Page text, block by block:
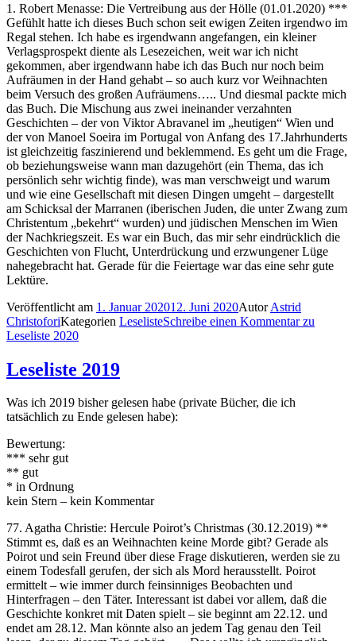
1. Robert Menasse: Die Vertreibung aus der Hölle (01.01.2020) ***
Gefühlt hatte ich dieses Buch schon seit ewigen Zeiten irgendwo im
Regal stehen. Ich habe es irgendwann angefangen, ein kleiner
Verlagsprospekt diente als Lesezeichen, weit war ich nicht
gekommen, aber irgendwann habe ich das Buch nur noch beim
Aufräumen in der Hand gehabt – so auch kurz vor Weihnachten
beim Versuch des großen Aufräumens….. Und diesmal packte mich
das Buch. Die Mischung aus zwei ineinander verzahnten
Geschichten – der von Viktor Abravanel im „heutigen“ Wien und
der von Manoel Soeira im Portugal von Anfang des 17.Jahrhunderts
ist gleichzeitig faszinierend und beklemmend. Es geht um die Frage,
ob beziehungsweise wann man dazugehört (ein Thema, das ich
persönlich sehr wichtig finde), was man verschweigt und warum
und wie eine Gesellschaft mit diesen Dingen umgeht – dargestellt
am Schicksal der Marranen (iberischen Juden, die unter Zwang zum
Christentum „bekehrt“ wurden) und jüdischen Menschen im Wien
der Nachkriegszeit. Es war ein Buch, das mir sehr eindrücklich die
Geschichten von Flucht, Unterdrückung und erzwungener Lüge
nahegebracht hat. Gerade für die Feiertage war das eine sehr gute
Lektüre.
Veröffentlicht am 1. Januar 202012. Juni 2020AutorAstrid
ChristoforiKategorien LeselisteSchreibe einen Kommentarzu
Leseliste 2020
Leseliste 2019
Was ich 2019 bisher gelesen habe (private Bücher, die ich
tatsächlich zu Ende gelesen habe):
Bewertung:
*** sehr gut
** gut
* in Ordnung
kein Stern – kein Kommentar
77. Agatha Christie: Hercule Poirot’s Christmas (30.12.2019) **
Stimmt es, daß es an Weihnachten keine Morde gibt? Gerade als
Poirot und sein Freund über diese Frage diskutieren, werden sie zu
einem Todesfall gerufen, der sich als Mord herausstellt. Poirot
ermittelt – wie immer durch feinsinniges Beobachten und
Hinterfragen – den Täter. Interessant ist dabei vor allem, daß die
Geschichte konkret mit Daten spielt – sie beginnt am 22.12. und
endet am 28.12. Man könnte also an jedem Tag genau den Teil